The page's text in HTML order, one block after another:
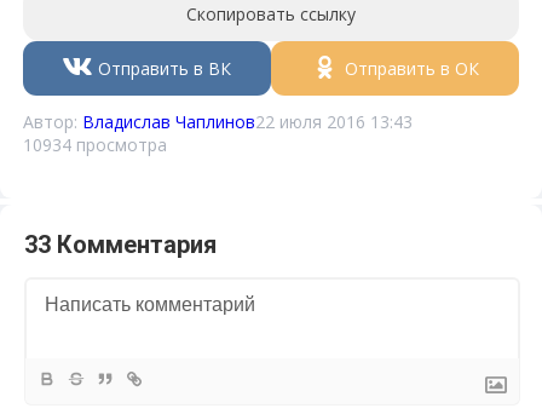
Скопировать ссылку
Отправить в ВК Отправить в ОК
Автор: Владислав Чаплинов22 июля 2016 13:43
10934 просмотра
33 Комментария